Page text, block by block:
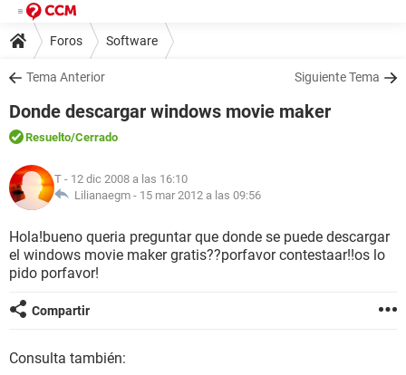
Foros Software
Tema Anterior Siguiente Tema
Donde descargar windows movie maker
Resuelto/Cerrado
T - 12 dic 2008 a las 16:10
Lilianaegm - 15 mar 2012 a las 09:56
Hola!bueno queria preguntar que donde se puede descargar
el windows movie maker gratis??porfavor contestaar!!os lo
pido porfavor!
Compartir
Consulta también: